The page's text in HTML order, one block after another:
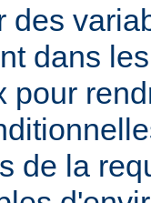
des
dans
pour
de la